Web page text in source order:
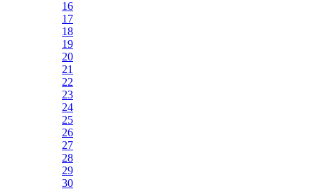
16
17
18
19
20
21
22
23
24
25
26
27
28
29
30